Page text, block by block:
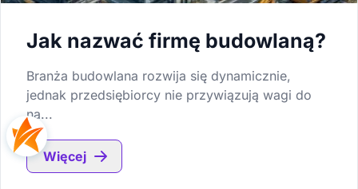
Jak nazwać firmę budowlaną?
Branża budowlana rozwija się dynamicznie,
jednak przedsiębiorcy nie przywiązują wagi do
na...
Więcej